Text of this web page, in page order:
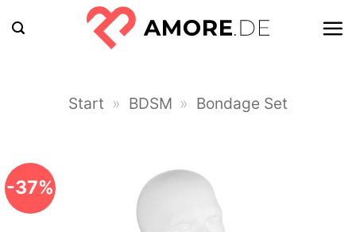
Inhalt
Start » BDSM » Bondage Set
-37%